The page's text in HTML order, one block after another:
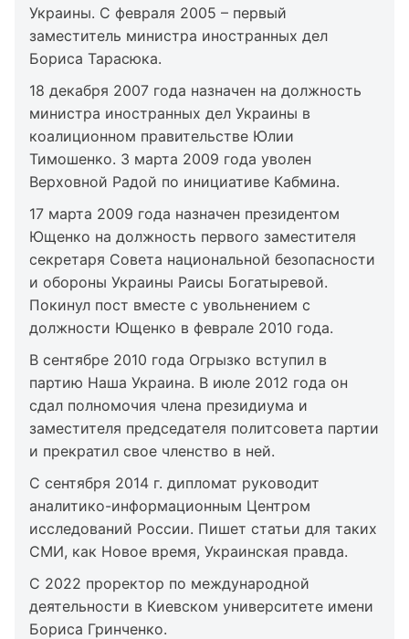
Украины. С февраля 2005 – первый
заместитель министра иностранных дел
Бориса Тарасюка.
18 декабря 2007 года назначен на должность
министра иностранных дел Украины в
коалиционном правительстве Юлии
Тимошенко. 3 марта 2009 года уволен
Верховной Радой по инициативе Кабмина.
17 марта 2009 года назначен президентом
Ющенко на должность первого заместителя
секретаря Совета национальной безопасности
и обороны Украины Раисы Богатыревой.
Покинул пост вместе с увольнением с
должности Ющенко в феврале 2010 года.
В сентябре 2010 года Огрызко вступил в
партию Наша Украина. В июле 2012 года он
сдал полномочия члена президиума и
заместителя председателя политсовета партии
и прекратил свое членство в ней.
С сентября 2014 г. дипломат руководит
аналитико-информационным Центром
исследований России. Пишет статьи для таких
СМИ, как Новое время, Украинская правда.
С 2022 проректор по международной
деятельности в Киевском университете имени
Бориса Гринченко.